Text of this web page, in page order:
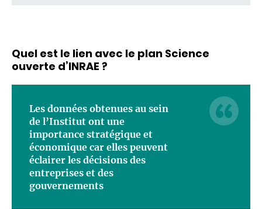
Quel est le lien avec le plan Science
ouverte d’INRAE ?
Les données obtenues au sein
de l’Institut ont une
importance stratégique et
économique car elles peuvent
éclairer les décisions des
entreprises et des
gouvernements